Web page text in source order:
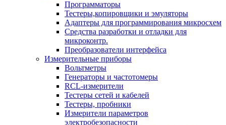
Программаторы
Тестеры,копировщики и эмуляторы
Адаптеры для программирования микросхем
Cредства разработки и отладки для
микроконтр.
Преобразователи интерфейса
Измерительные приборы
Вольтметры
Генераторы и частотомеры
RCL-измерители
Тестеры сетей и кабелей
Тестеры, пробники
Измерители параметров
электробезопасности